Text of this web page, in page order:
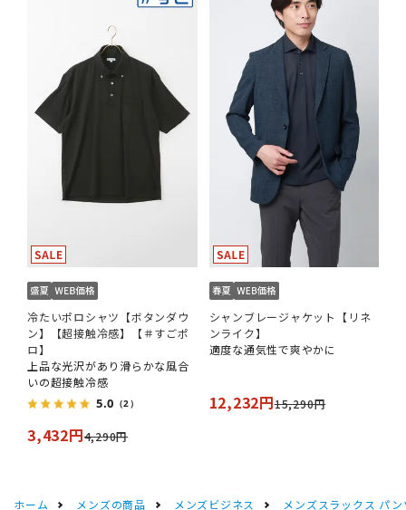
冷たいポロシャツ【ボタンダウ
ン】【超接触冷感】【＃すごポ
ロ】
上品な光沢があり滑らかな風合
いの超接触冷感
5.0 （2）
3,432円4,290円
シャンブレージャケット【リネ
ンライク】
適度な通気性で爽やかに
12,232円15,290円
ホーム メンズの商品 メンズビジネス
メンズスラックス パン